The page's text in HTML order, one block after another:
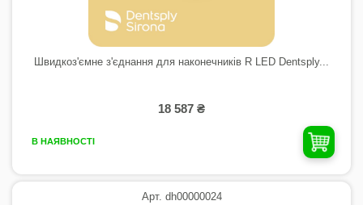
Швидкоз'ємне з'єднання для наконечників R LED Dentsply...
18 587 ₴
В НАЯВНОСТІ
Арт. dh00000024